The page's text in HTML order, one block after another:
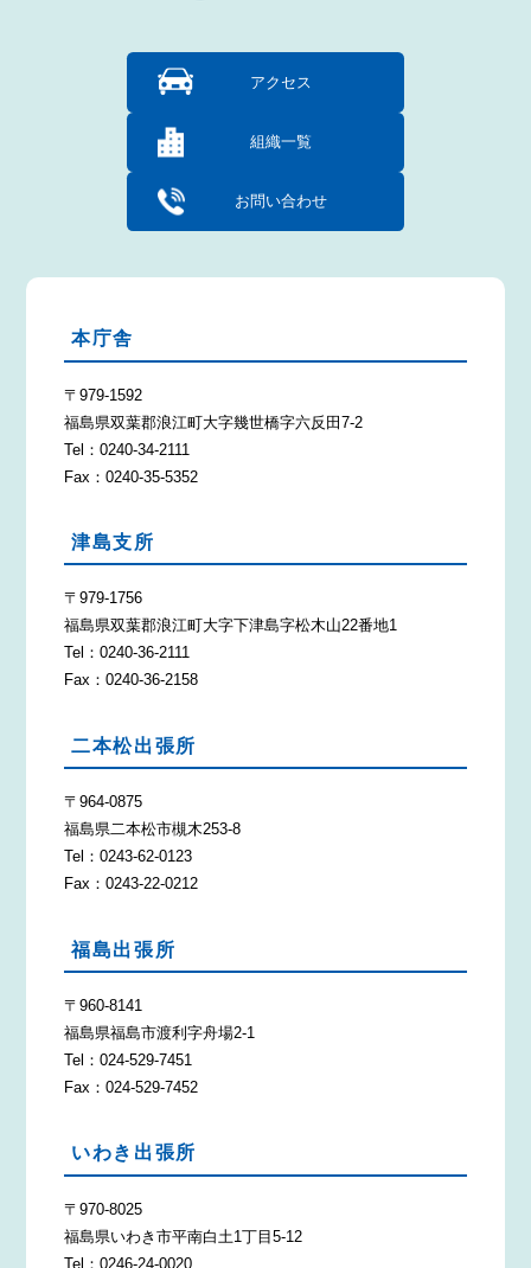
アクセス
組織一覧
お問い合わせ
本庁舎
〒979-1592
福島県双葉郡浪江町大字幾世橋字六反田7-2
Tel：0240-34-2111
Fax：0240-35-5352
津島支所
〒979-1756
福島県双葉郡浪江町大字下津島字松木山22番地1
Tel：0240-36-2111
Fax：0240-36-2158
二本松出張所
〒964-0875
福島県二本松市槻木253-8
Tel：0243-62-0123
Fax：0243-22-0212
福島出張所
〒960-8141
福島県福島市渡利字舟場2-1
Tel：024-529-7451
Fax：024-529-7452
いわき出張所
〒970-8025
福島県いわき市平南白土1丁目5-12
Tel：0246-24-0020